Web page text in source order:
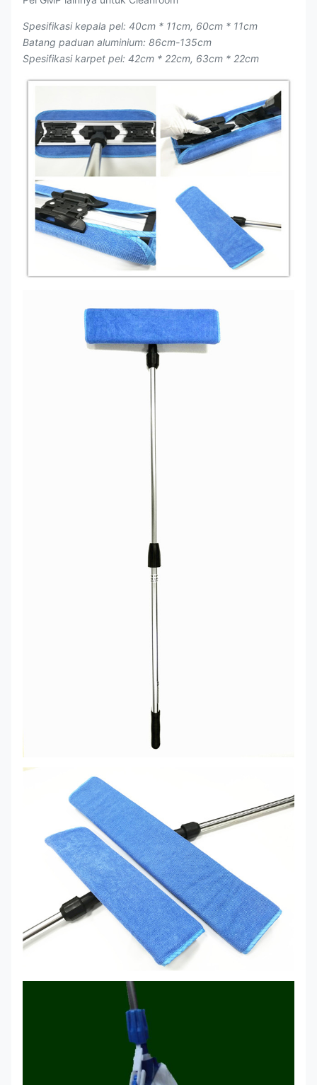
Spesifikasi kepala pel: 40cm * 11cm, 60cm * 11cm
Batang paduan aluminium: 86cm-135cm
Spesifikasi karpet pel: 42cm * 22cm, 63cm * 22cm